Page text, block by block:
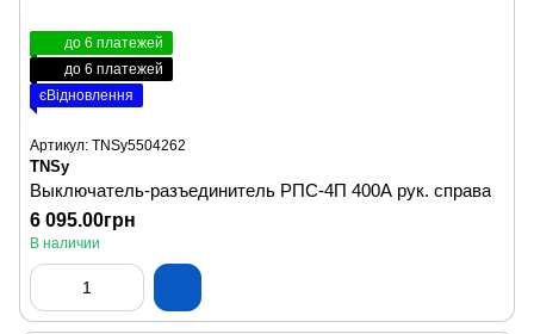
до 6 платежей
до 6 платежей
єВідновлення
Артикул: TNSy5504262
TNSy
Выключатель-разъединитель РПС-4П 400А рук. справа
6 095.00грн
В наличии